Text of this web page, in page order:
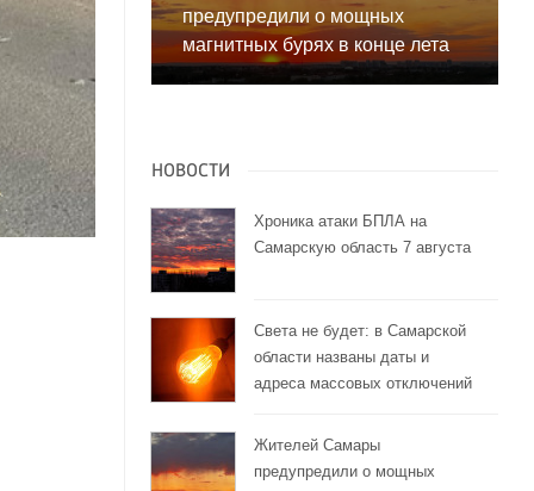
предупредили о мощных
магнитных бурях в конце лета
НОВОСТИ
Хроника атаки БПЛА на
Самарскую область 7 августа
Света не будет: в Самарской
области названы даты и
адреса массовых отключений
Жителей Самары
предупредили о мощных